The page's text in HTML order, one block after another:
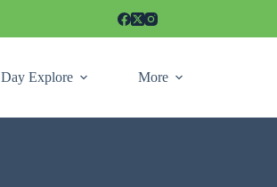
Day Explore More